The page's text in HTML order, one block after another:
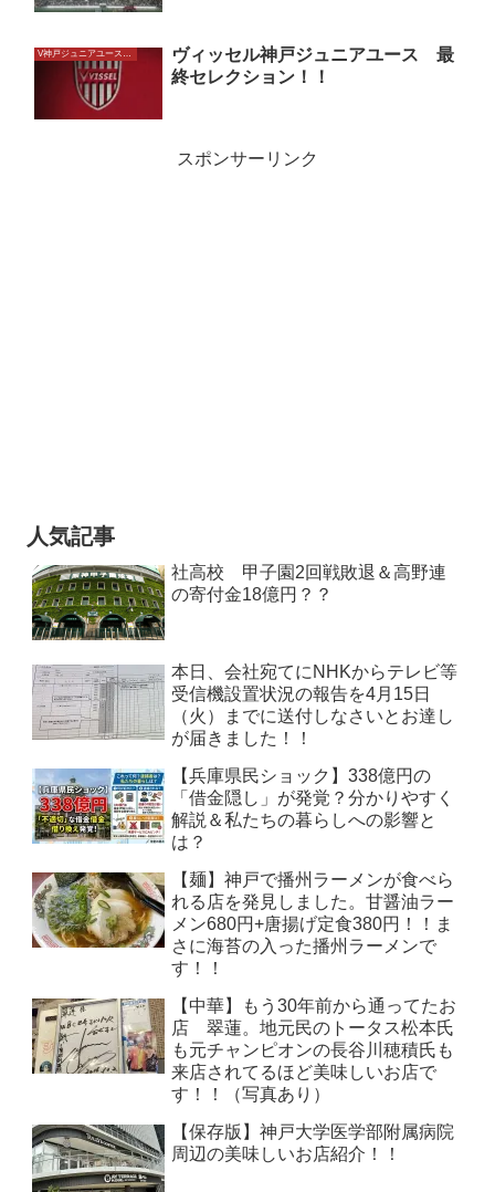
V神戸ジュニアユースU13
ヴィッセル神戸ジュニアユース 最
終セレクション！！
スポンサーリンク
人気記事
社高校 甲子園2回戦敗退＆高野連
の寄付金18億円？？
本日、会社宛てにNHKからテレビ等
受信機設置状況の報告を4月15日
（火）までに送付しなさいとお達し
が届きました！！
【兵庫県民ショック】338億円の
「借金隠し」が発覚？分かりやすく
解説＆私たちの暮らしへの影響と
は？
【麺】神戸で播州ラーメンが食べら
れる店を発見しました。甘醤油ラー
メン680円+唐揚げ定食380円！！ま
さに海苔の入った播州ラーメンで
す！！
【中華】もう30年前から通ってたお
店 翠蓮。地元民のトータス松本氏
も元チャンピオンの長谷川穂積氏も
来店されてるほど美味しいお店で
す！！（写真あり）
【保存版】神戸大学医学部附属病院
周辺の美味しいお店紹介！！